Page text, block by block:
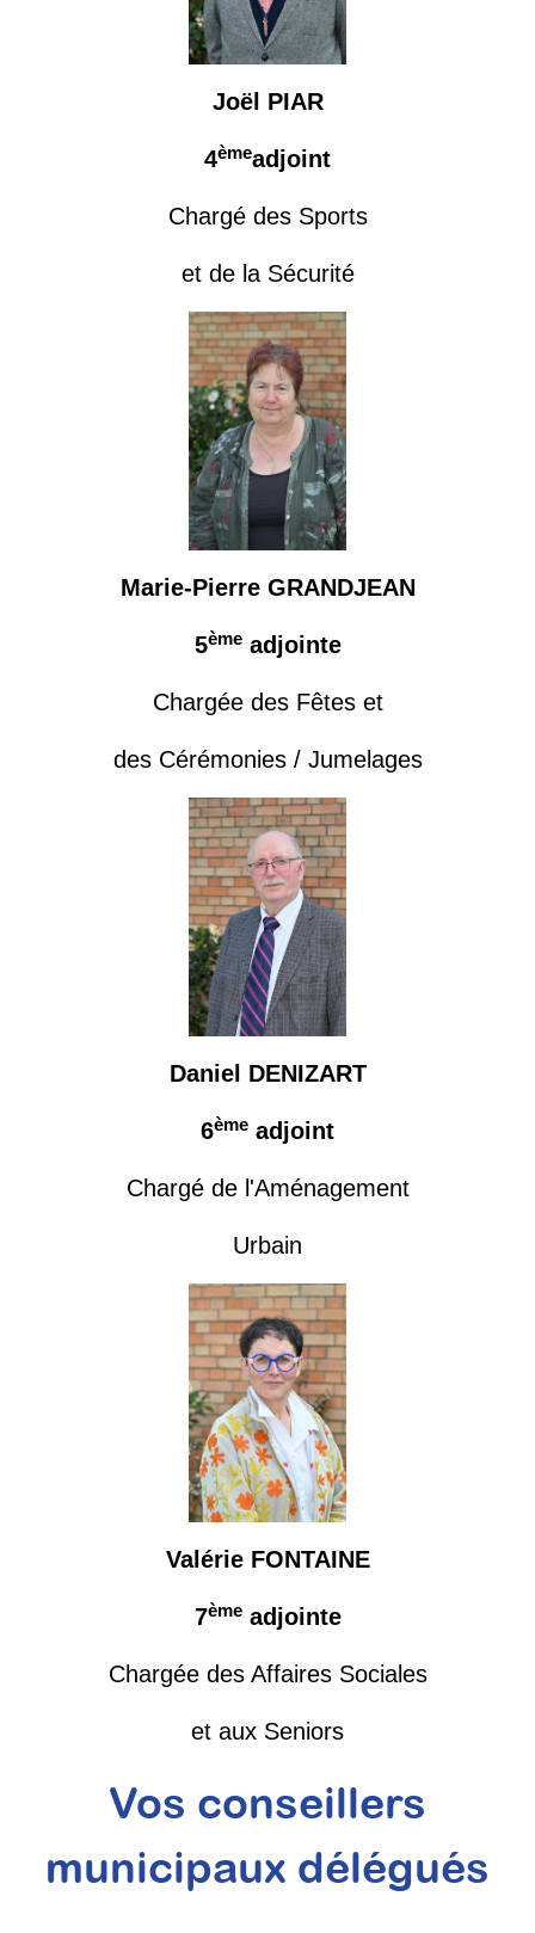
Joël PIAR
4èmeadjoint
Chargé des Sports
et de la Sécurité
Marie-Pierre GRANDJEAN
5èmeadjointe
Chargée des Fêtes et
des Cérémonies / Jumelages
Daniel DENIZART
6ème adjoint
Chargé de l'Aménagement
Urbain
Valérie FONTAINE
7èmeadjointe
Chargée des Affaires Sociales
et aux Seniors
Vos conseillers
municipaux délégués